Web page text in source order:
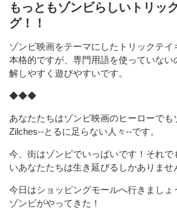
もっともゾンビらしいトリッ
グ！！
ゾンビ映画をテーマにしたトリックテイ
本格的ですが、専門用語を使っていない
解しやすく遊びやすいです。
◆◆◆
あなたたちはゾンビ映画のヒーローでも
Zilches--とるに足らない人々--です。
今、街はゾンビでいっぱいです！それで
いあなたたちは生き延びるしかありませ
今日はショッピングモールへ行きましょ
ゾンビがやってきた！